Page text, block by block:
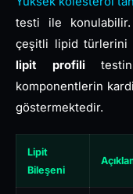
testi ile
çeşitli lipid türlerini
lipit profili
komponentlerin
göstermektedir.
Lipit
Bileşeni